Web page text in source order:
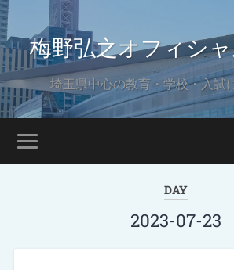
梅野弘之オフィシ
埼玉県中心の教育・学校・入試
DAY
2023-07-23